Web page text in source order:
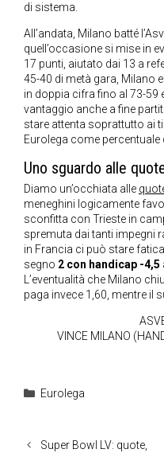
di sistema.
All’andata, Milano batté
quell’occasione si mise in
17 punti, aiutato dai 13 a
45-40 di metà gara, Milano
in doppia cifra fino al 73-59
vantaggio anche a fine
stare attenta soprattutto ai
Eurolega come percentuale
Uno sguardo alle
Diamo un’occhiata alle
meneghini logicamente
sconfitta con Trieste in
spremuta dai tanti impegni
in Francia ci può stare
segno 2 con handicap -4,5
L’eventualità che Milano
paga invece 1,60, mentre il
VINCE MILANO
Categorie
Eurolega
Super Bowl LV: quote,